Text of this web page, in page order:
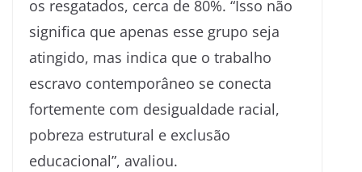
os resgatados, cerca de 80%. “Isso não
significa que apenas esse grupo seja
atingido, mas indica que o trabalho
escravo contemporâneo se conecta
fortemente com desigualdade racial,
pobreza estrutural e exclusão
educacional”, avaliou.